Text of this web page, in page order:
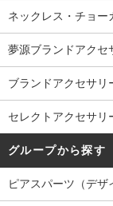
ネックレス・チョー
夢源ブランドアクセ
ブランドアクセサリ
セレクトアクセサリ
グループから探す
ピアスパーツ（デザ